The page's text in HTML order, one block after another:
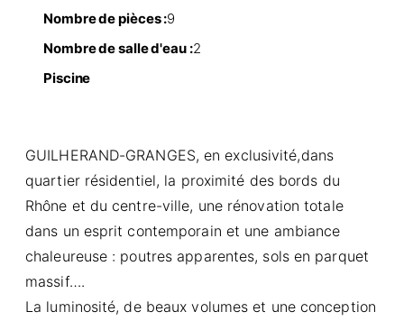
Nombre de pièces :9
Nombre de salle d'eau :2
Piscine
GUILHERAND-GRANGES, en exclusivité,dans
quartier résidentiel, la proximité des bords du
Rhône et du centre-ville, une rénovation totale
dans un esprit contemporain et une ambiance
chaleureuse : poutres apparentes, sols en parquet
massif….
La luminosité, de beaux volumes et une conception